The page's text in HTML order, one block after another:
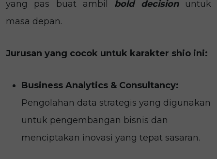
yang pas buat ambil bold decisionuntuk
masa depan.
Jurusan yang cocok untuk karakter shio ini:
Business Analytics & Consultancy:
Pengolahan data strategis yang digunakan
untuk pengembangan bisnis dan
menciptakan inovasi yang tepat sasaran.